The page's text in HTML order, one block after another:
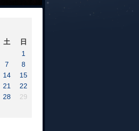
土
日
1
7
8
14
15
21
22
28
29